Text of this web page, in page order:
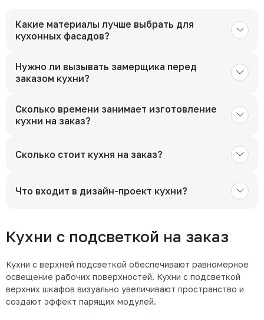
Какие материалы лучше выбрать для
кухонных фасадов?
Нужно ли вызывать замерщика перед
заказом кухни?
Сколько времени занимает изготовление
кухни на заказ?
Сколько стоит кухня на заказ?
Что входит в дизайн-проект кухни?
Кухни с подсветкой на заказ
Кухни с верхней подсветкой обеспечивают равномерное
освещение рабочих поверхностей. Кухни с подсветкой
верхних шкафов визуально увеличивают пространство и
создают эффект парящих модулей.